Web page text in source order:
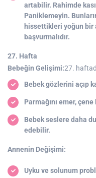
artabilir. Rahimde
Paniklemeyin.
hissettikleri yoğun bir
başvurmalıdır.
27. Hafta
Bebeğin Gelişimi:27.
Bebek gözlerini açıp
Parmağını emer,
Bebek seslere daha
edebilir.
Annenin Değişimi:
Uyku ve solunum